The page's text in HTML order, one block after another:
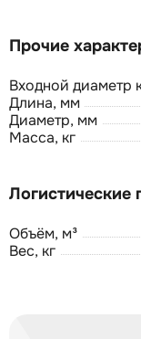
Прочие
Входной диаметр
Длина, мм
Диаметр, мм
Масса, кг
Объём, м³
Вес, кг